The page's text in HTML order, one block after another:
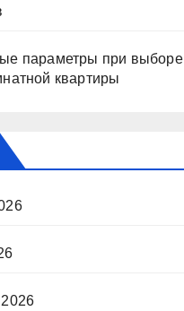
параметры при выборе
квартиры